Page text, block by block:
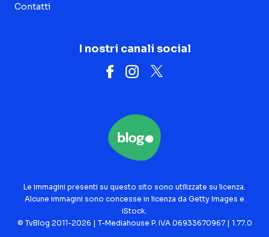
Contatti
I nostri canali social
Le immagini presenti su questo sito sono utilizzate su licenza.
Alcune immagini sono concesse in licenza da Getty Images e
iStock.
© TvBlog 2011-2026 | T-Mediahouse P. IVA 06933670967 | 1.77.0